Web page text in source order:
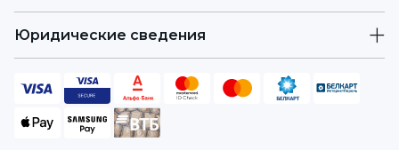
Юридические сведения